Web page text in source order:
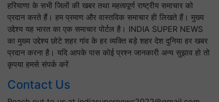
हरियाणा के सभी जिलों की खबर तथा महत्वपूर्ण राष्ट्रीय समाचार को
प्रदान करते हैं। हम प्रमाण और वास्तविक समाचार ही लिखते हैं। मुख्य
उद्देश्य यह भारत का एक समाचार पोर्टल है। INDIA SUPER NEWS
का मुख्य उद्देश्य छोटे शहर गांव के हर व्यक्ति बड़े शहर देश दुनिया हर खबर
प्रदान करना है। यदि आपके पास कोई प्रश्न जानकारी अन्य सुझाव हो तो
कृपया हमसे संपर्क करें
Contact Us